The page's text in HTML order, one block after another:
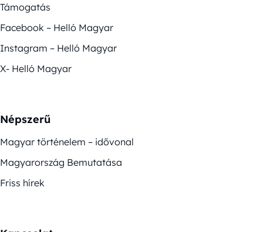
Támogatás
Facebook – Helló Magyar
Instagram – Helló Magyar
X- Helló Magyar
Népszerű
Magyar történelem – idővonal
Magyarország Bemutatása
Friss hírek